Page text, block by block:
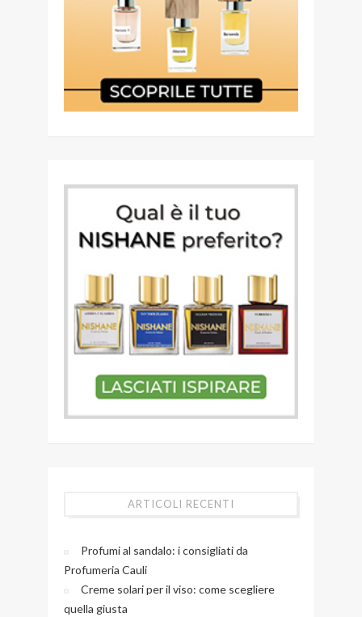
ARTICOLI RECENTI
Profumi al sandalo: i consigliati da
Profumeria Cauli
Creme solari per il viso: come scegliere
quella giusta